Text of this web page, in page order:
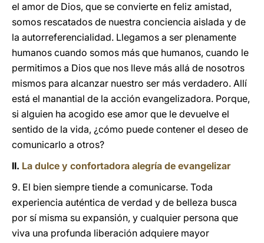
el amor de Dios, que se convierte en feliz amistad,
somos rescatados de nuestra conciencia aislada y de
la autorreferencialidad. Llegamos a ser plenamente
humanos cuando somos más que humanos, cuando le
permitimos a Dios que nos lleve más allá de nosotros
mismos para alcanzar nuestro ser más verdadero. Allí
está el manantial de la acción evangelizadora. Porque,
si alguien ha acogido ese amor que le devuelve el
sentido de la vida, ¿cómo puede contener el deseo de
comunicarlo a otros?
II. La dulce y confortadora alegría de evangelizar
9. El bien siempre tiende a comunicarse. Toda
experiencia auténtica de verdad y de belleza busca
por sí misma su expansión, y cualquier persona que
viva una profunda liberación adquiere mayor